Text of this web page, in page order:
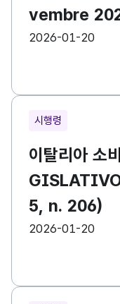
vembre
등록일
2026-01-20
시행령
이탈리아 소
5, n. 206)
등록일
2026-01-20